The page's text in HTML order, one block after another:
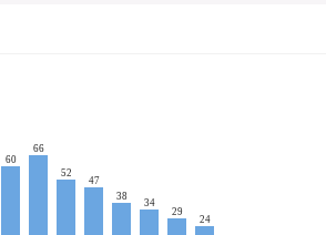
60
66
52
47
38
34
29
24